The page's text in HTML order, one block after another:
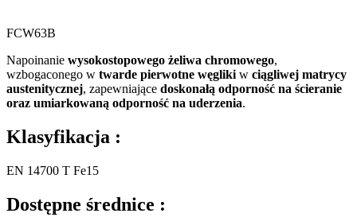
FCW63B
Napoinanie wysokostopowego żeliwa chromowego,
wzbogaconego w twarde pierwotne węgliki w ciągliwej matrycy
austenitycznej, zapewniające doskonałą odporność na ścieranie
oraz umiarkowaną odporność na uderzenia.
Klasyfikacja :
EN 14700 T Fe15
Dostępne średnice :